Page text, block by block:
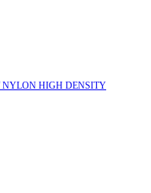
HIGH DENSITY